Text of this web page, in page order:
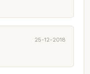
25-12-2018